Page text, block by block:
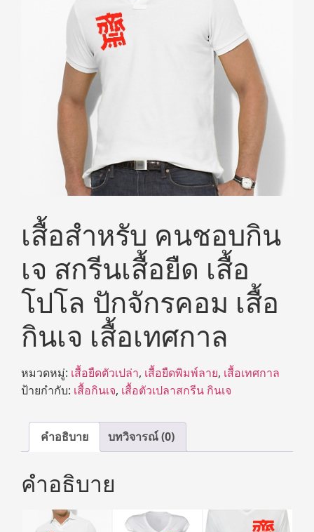
เสื้อสำหรับ คนชอบกิน
เจ สกรีนเสื้อยืด เสื้อ
โปโล ปักจักรคอม เสื้อ
กินเจ เสื้อเทศกาล
หมวดหมู่: เสื้อยืดตัวเปล่า, เสื้อยืดพิมพ์ลาย, เสื้อเทศกาล
ป้ายกำกับ: เสื้อกินเจ, เสื้อตัวเปลาสกรีน กินเจ
คำอธิบาย บทวิจารณ์ (0)
คำอธิบาย